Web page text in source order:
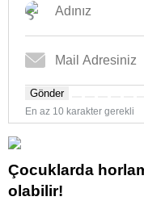
Gönder
En az 10 karakter gerekli
Çocuklarda
olabilir!